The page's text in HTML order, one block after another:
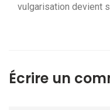
vulgarisation devient
Écrire un